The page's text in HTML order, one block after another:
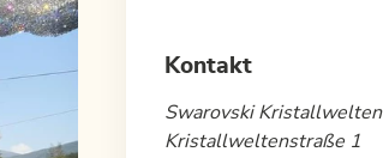
Kontakt
Swarovski Kristallwelten
Kristallweltenstraße 1